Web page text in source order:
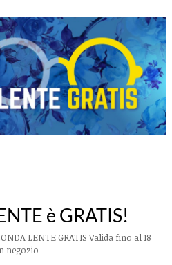
è GRATIS!
LENTE GRATIS Valida fino al 18
negozio